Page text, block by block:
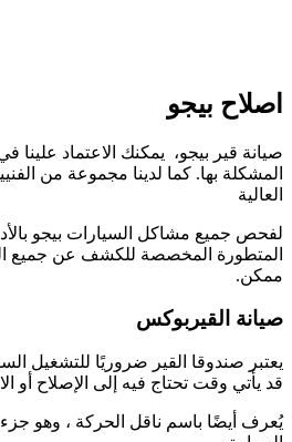
اصلاح بيجو
صيانة قير بيجو، يمكنك الاعتماد علينا
المشكلة بها. كما لدينا مجموعة من
العالية
لفحص جميع مشاكل السيارات بيجو
المتطورة المخصصة للكشف عن جميع
ممكن.
صيانة القيربوكس
يعتبر صندوقا القير ضروريًا للتشغيل
قد يأتي وقت تحتاج فيه إلى الإصلاح أو
يُعرف أيضًا باسم ناقل الحركة ، وهو